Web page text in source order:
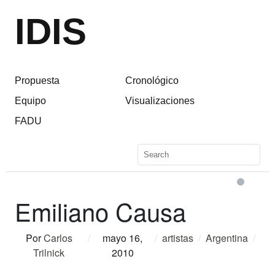
IDIS
Propuesta
Equipo
FADU
Cronológico
Visualizaciones
Emiliano Causa
PorCarlos
Trilnick
/
mayo 16,
2010
/ artistas / Argentina /